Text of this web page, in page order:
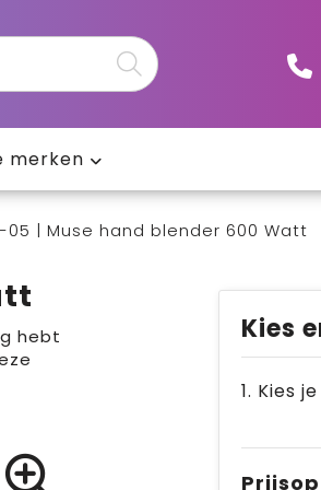
merken
05 | Muse hand blender 600 Watt
hebt
Kies
1. Kies